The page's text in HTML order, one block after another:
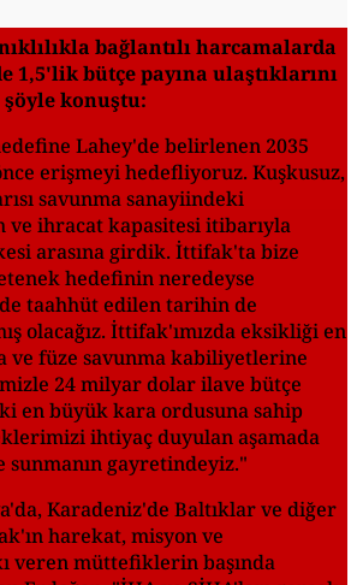
bağlantılı harcamalarda
1,5'lik bütçe payına ulaştıklarını
konuştu:
Lahey'de belirlenen 2035
erişmeyi hedefliyoruz. Kuşkusuz,
savunma sanayiindeki
ve ihracat kapasitesi itibarıyla
arasına girdik. İttifak'ta bize
hedefinin neredeyse
taahhüt edilen tarihin de
olacağız. İttifak'ımızda eksikliği en
ve füze savunma kabiliyetlerine
24 milyar dolar ilave bütçe
en büyük kara ordusuna sahip
ihtiyaç duyulan aşamada
gayretindeyiz."
Karadeniz'de Baltıklar ve diğer
harekat, misyon ve
veren müttefiklerin başında